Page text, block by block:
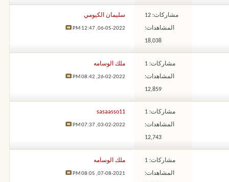
مشاركات: 12
المشاهدات:
18,038
سليمان الكيومي
06-05-2022,
12:47 PM
مشاركات: 1
المشاهدات:
12,859
ملك الوسامه
26-02-2022,
08:42 PM
مشاركات: 1
المشاهدات:
12,743
sasaasso11
03-02-2022,
07:37 PM
مشاركات: 1
المشاهدات:
ملك الوسامه
07-08-2021,
08:05 PM